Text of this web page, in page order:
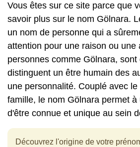
Vous êtes sur ce site parce que
savoir plus sur le nom Gölnara.
un nom de personne qui a
attention pour une raison ou une
personnes comme Gölnara, sont
distinguent un être humain des
une personnalité. Couplé avec
famille, le nom Gölnara permet à
d'être connue et unique au sein
Découvrez l'origine de votre